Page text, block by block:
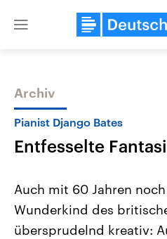
Close
Themen
Archiv
Pianist Django Bates
Entfesselte
Auch mit 60 Jahren
Wunderkind des
übersprudelnd kreativ: